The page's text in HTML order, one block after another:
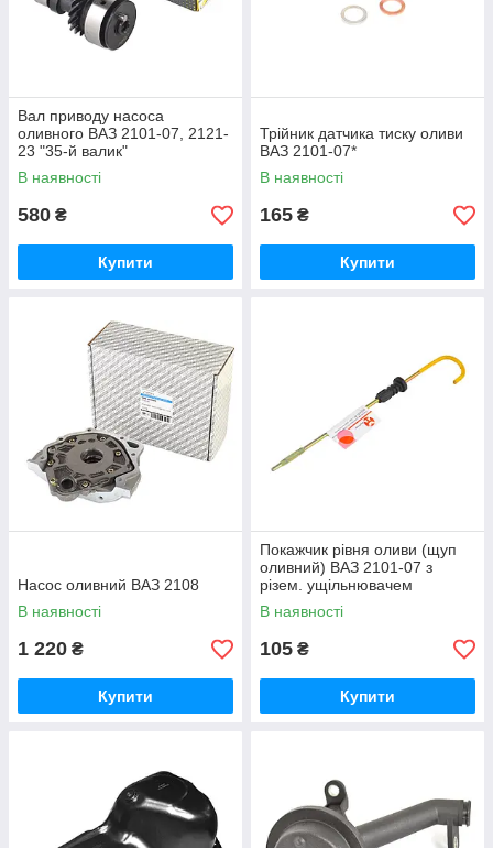
Вал приводу насоса
оливного ВАЗ 2101-07, 2121-
23 "35-й валик"
В наявності
580 ₴
Купити
Трійник датчика тиску оливи
ВАЗ 2101-07*
В наявності
165 ₴
Купити
Насос оливний ВАЗ 2108
В наявності
1 220 ₴
Купити
Покажчик рівня оливи (щуп
оливний) ВАЗ 2101-07 з
різем. ущільнювачем
В наявності
105 ₴
Купити